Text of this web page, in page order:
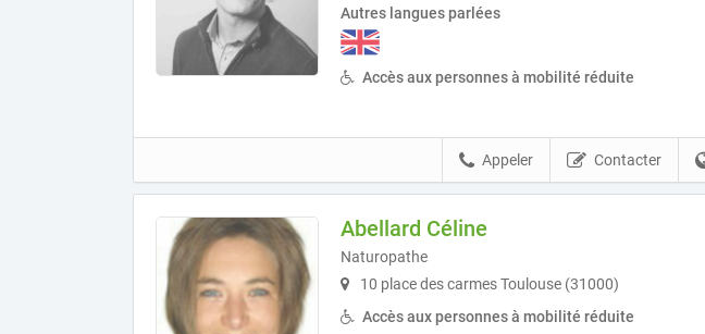
Autres langues parlées
Accès aux personnes à mobilité réduite
Contacter
Appeler
Abellard Céline
Naturopathe
10 place des carmes Toulouse (31000)
Accès aux personnes à mobilité réduite